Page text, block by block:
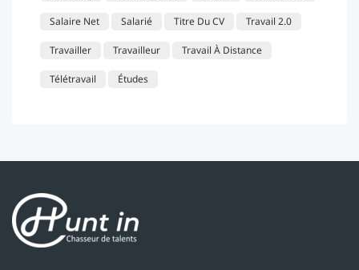
Salaire Net Salarié Titre Du CV Travail 2.0
Travailler Travailleur Travail À Distance
Télétravail Études